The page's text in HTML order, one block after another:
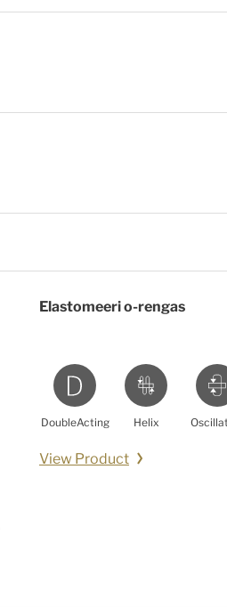
Elastomeeri o-rengas
DoubleActing Helix
View Product